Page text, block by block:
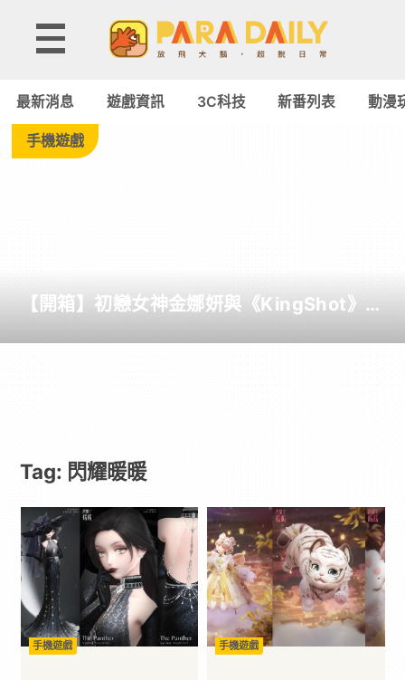
Tag:
耀
-
Paradaily
戲
｜
動
漫
最新消息 遊戲資訊 3C科技 新番列表 動漫
手機遊戲
【開箱】初戀女神金娜妍與《KingShot》再
Tag: 閃耀暖暖
手機遊戲 手機遊戲